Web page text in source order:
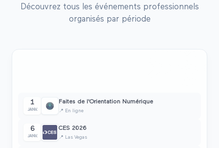
Découvrez tous les événements professionnels
organisés par période
1
JANV.
Faites de l'Orientation Numérique
📍 En ligne
6
JANV.
CES 2026
📍 Las Vegas